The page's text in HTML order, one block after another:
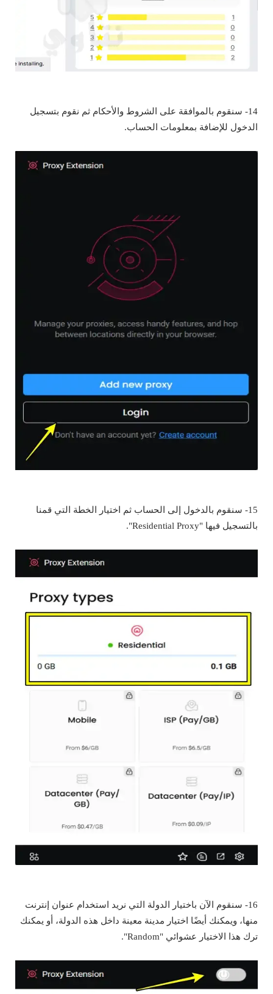
14- سنقوم بالموافقة على الشروط والأحكام ثم نقوم بتسجيل
الدخول للإضافة بمعلومات الحساب.
15- سنقوم بالدخول إلى الحساب ثم اختيار الخطة التي قمنا
بالتسجيل فيها "Residential Proxy".
16- سنقوم الآن باختيار الدولة التي نريد استخدام عنوان إنترنت
منها، ويمكنك أيضًا اختيار مدينة معينة داخل هذه الدولة، أو يمكنك
ترك هذا الاختيار عشوائي "Random".